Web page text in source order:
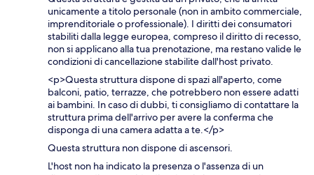
unicamente a titolo personale (non in ambito commerciale,
imprenditoriale o professionale). I diritti dei consumatori
stabiliti dalla legge europea, compreso il diritto di recesso,
non si applicano alla tua prenotazione, ma restano valide le
condizioni di cancellazione stabilite dall'host privato.
<p>Questa struttura dispone di spazi all'aperto, come
balconi, patio, terrazze, che potrebbero non essere adatti
ai bambini. In caso di dubbi, ti consigliamo di contattare la
struttura prima dell'arrivo per avere la conferma che
disponga di una camera adatta a te.</p>
Questa struttura non dispone di ascensori.
L'host non ha indicato la presenza o l'assenza di un